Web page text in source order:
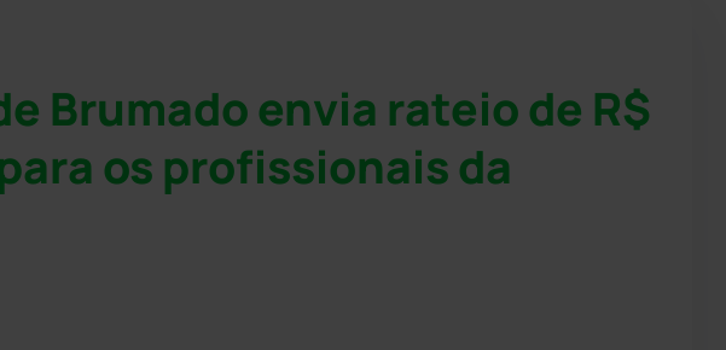
Brumado envia rateio de R$
os profissionais da